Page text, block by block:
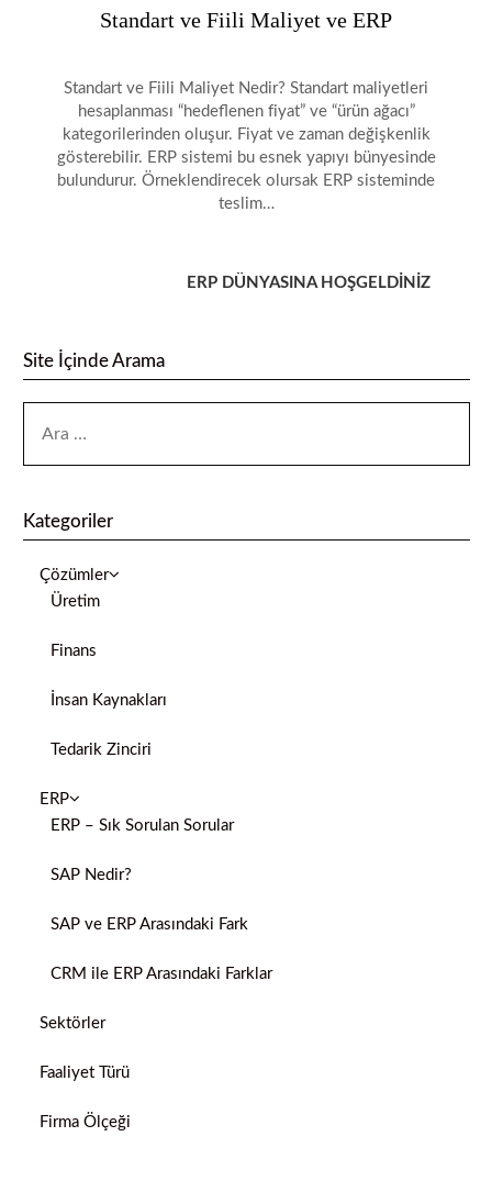
Standart ve Fiili Maliyet ve ERP
Standart ve Fiili Maliyet Nedir? Standart maliyetleri
hesaplanması “hedeflenen fiyat” ve “ürün ağacı”
kategorilerinden oluşur. Fiyat ve zaman değişkenlik
gösterebilir. ERP sistemi bu esnek yapıyı bünyesinde
bulundurur. Örneklendirecek olursak ERP sisteminde
teslim…
ERP DÜNYASINA HOŞGELDİNİZ
Site İçinde Arama
Kategoriler
Çözümler
Üretim
Finans
İnsan Kaynakları
Tedarik Zinciri
ERP
ERP – Sık Sorulan Sorular
SAP Nedir?
SAP ve ERP Arasındaki Fark
CRM ile ERP Arasındaki Farklar
Sektörler
Faaliyet Türü
Firma Ölçeği